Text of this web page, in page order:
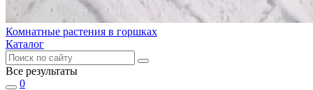
Комнатные растения в горшках
Каталог
Все результаты
0